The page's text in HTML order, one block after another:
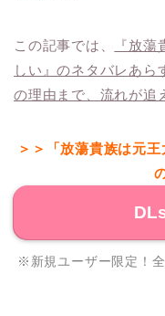
この記事では、
『放
しい』のネタバレあら
の理由まで、流れが追
＞＞「放蕩貴族は元
※新規ユーザー限定！